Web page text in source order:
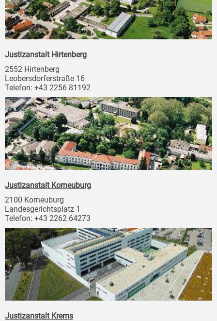
Justizanstalt Hirtenberg
2552 Hirtenberg
Leobersdorferstraße 16
Telefon: +43 2256 81192
Justizanstalt Korneuburg
2100 Korneuburg
Landesgerichtsplatz 1
Telefon: +43 2262 64273
Justizanstalt Krems